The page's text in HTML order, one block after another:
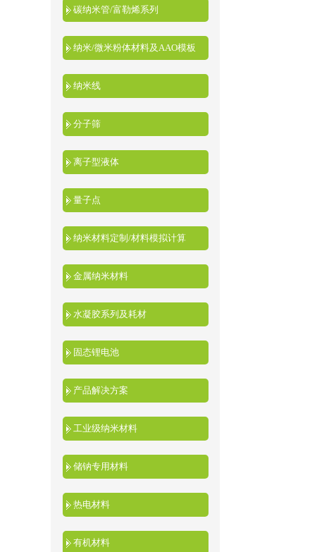
碳纳米管/富勒烯系列
纳米/微米粉体材料及AAO模板
纳米线
分子筛
离子型液体
量子点
纳米材料定制/材料模拟计算
金属纳米材料
水凝胶系列及耗材
固态锂电池
产品解决方案
工业级纳米材料
储钠专用材料
热电材料
有机材料